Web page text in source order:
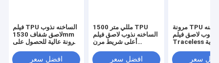
فيلم TPU الساخنه نذوب
لاصق شفاف 1530mm
مرونة عالية للحصول على
افضل سعر
1500 مللي متر TPU
الساخنه نذوب لاصق فيلم
أعلى شريط مرن
Tracelessافضل سعر
مرونة TPU الساخنه
نذوب لاصق فيلم
Traceless الحرارية
الزجاج
سعر